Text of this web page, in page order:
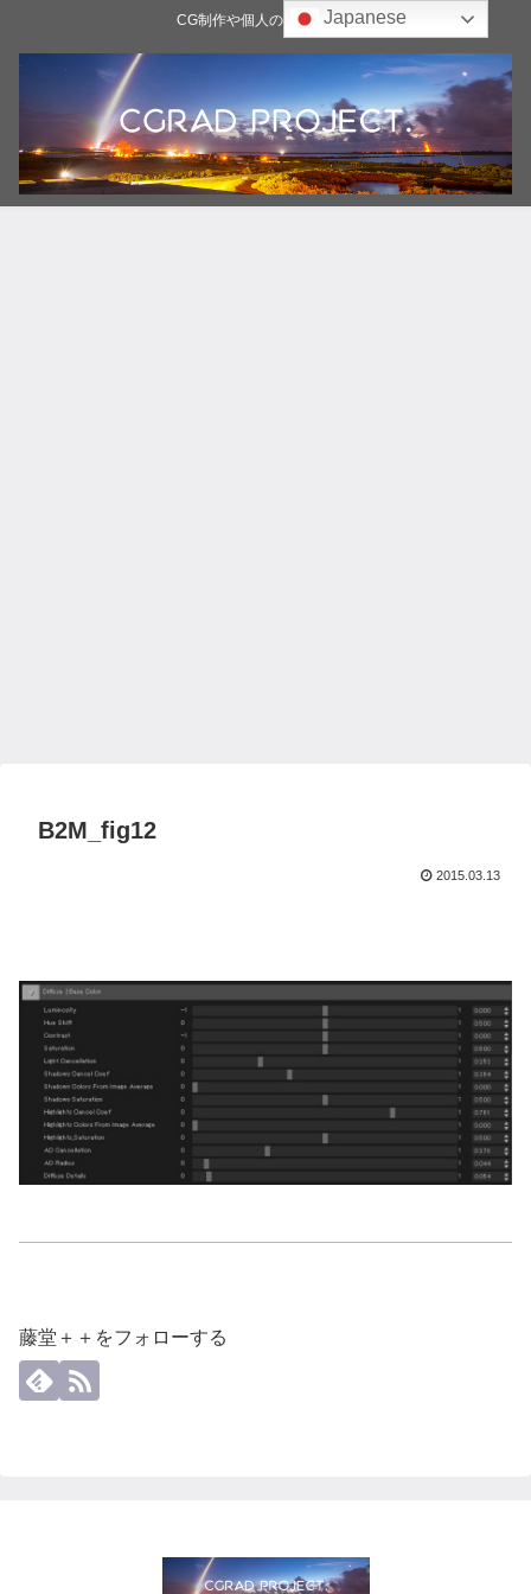
CG制作や個人の雑記ブログ
B2M_fig12
2015.03.13
藤堂＋＋をフォローする
Japanese